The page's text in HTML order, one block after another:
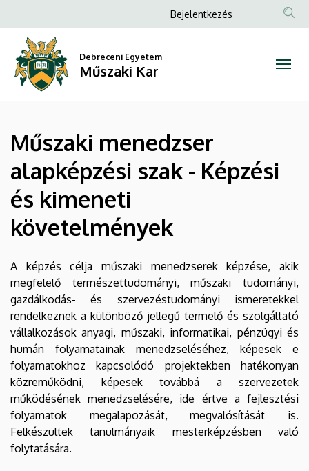
menedzser
alapképzési
szak
Képzési
és
kimeneti
követelmények
Műszaki
Kar
a
tartalomra
Anonim
Bejelentkezés
Debreceni Egyetem
Műszaki Kar
Műszaki menedzser
alapképzési szak - Képzési
és kimeneti
követelmények
A képzés célja műszaki menedzserek képzése, akik
megfelelő természettudományi, műszaki tudományi,
gazdálkodás- és szervezéstudományi ismeretekkel
rendelkeznek a különböző jellegű termelő és szolgáltató
vállalkozások anyagi, műszaki, informatikai, pénzügyi és
humán folyamatainak menedzseléséhez, képesek e
folyamatokhoz kapcsolódó projektekben hatékonyan
közreműködni, képesek továbbá a szervezetek
működésének menedzselésére, ide értve a fejlesztési
folyamatok megalapozását, megvalósítását is.
Felkészültek tanulmányaik mesterképzésben való
folytatására.